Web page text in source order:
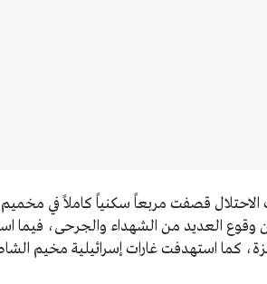
قصفت مربعاً سكنياً كاملاً في مخميم
العديد من الشهداء والجرحى، فيما
كما استهدفت غارات إسرائيلية مخيم